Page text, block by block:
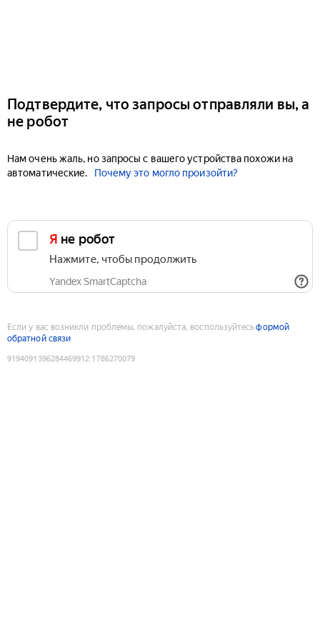
Подтвердите, что запросы отправляли вы, а
не робот
Нам очень жаль, но запросы с вашего устройства похожи на
автоматические.
Почему это могло произойти?
Я не робот
Нажмите, чтобы продолжить
Yandex SmartCaptcha
Если у вас возникли проблемы, пожалуйста, воспользуйтесьформой
обратной связи
9194091396284469912:1786270079